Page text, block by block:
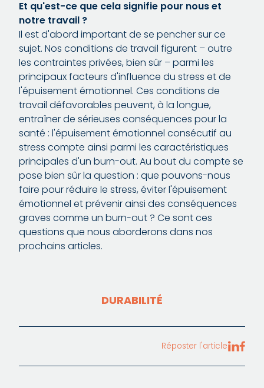
Et qu'est-ce que cela signifie pour nous et
notre travail ?
Il est d'abord important de se pencher sur ce
sujet. Nos conditions de travail figurent – outre
les contraintes privées, bien sûr – parmi les
principaux facteurs d'influence du stress et de
l'épuisement émotionnel. Ces conditions de
travail défavorables peuvent, à la longue,
entraîner de sérieuses conséquences pour la
santé : l'épuisement émotionnel consécutif au
stress compte ainsi parmi les caractéristiques
principales d'un burn-out. Au bout du compte se
pose bien sûr la question : que pouvons-nous
faire pour réduire le stress, éviter l'épuisement
émotionnel et prévenir ainsi des conséquences
graves comme un burn-out ? Ce sont ces
questions que nous aborderons dans nos
prochains articles.
DURABILITÉ
Réposter l'article